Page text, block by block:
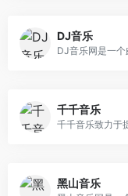
DJ音乐
千千音乐
黑山音乐